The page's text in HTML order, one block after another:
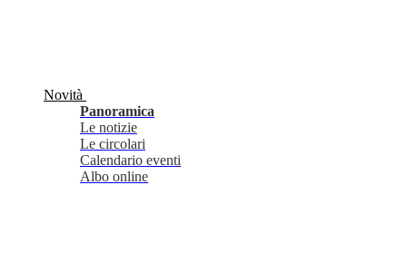
Novità
Panoramica
Le notizie
Le circolari
Calendario eventi
Albo online